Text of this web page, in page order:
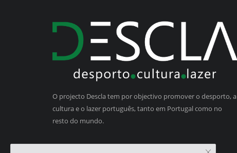
O projecto Descla tem por objectivo promover o desporto, a
cultura e o lazer português, tanto em Portugal como no
resto do mundo.